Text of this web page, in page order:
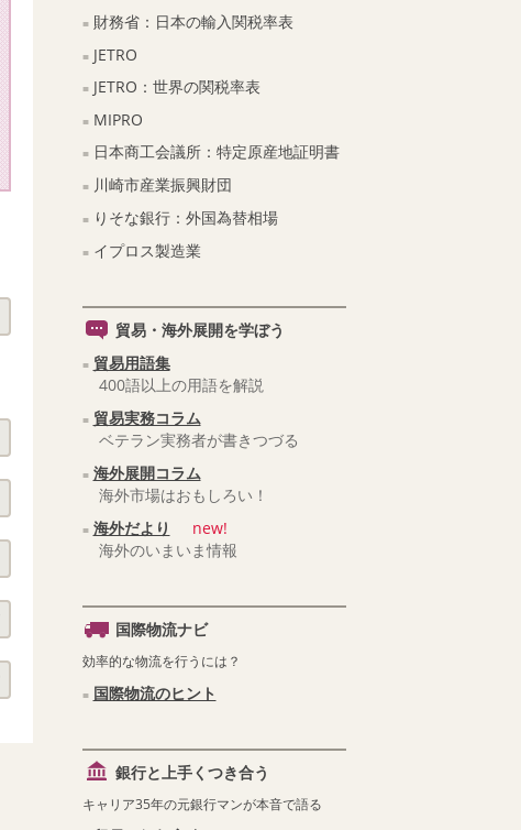
財務省：日本の輸入関税率表
JETRO
JETRO：世界の関税率表
MIPRO
日本商工会議所：特定原産地証明書
川崎市産業振興財団
りそな銀行：外国為替相場
イプロス製造業
貿易・海外展開を学ぼう
貿易用語集
400語以上の用語を解説
貿易実務コラム
ベテラン実務者が書きつづる
海外展開コラム
海外市場はおもしろい！
海外だより
new!
海外のいまいま情報
国際物流ナビ
効率的な物流を行うには？
国際物流のヒント
銀行と上手くつき合う
キャリア35年の元銀行マンが本音で語る